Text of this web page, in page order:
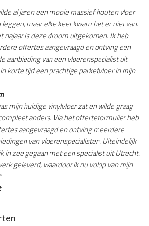
al jaren een mooie massief houten vloer
leggen, maar elke keer kwam het er niet van.
najaar is deze droom uitgekomen. Ik heb
offertes aangevraagd en ontving een
aanbieding van een vloerenspecialist uit
korte tijd een prachtige parketvloer in mijn
mijn huidige vinylvloer zat en wilde graag
anders. Via het offerteformulier heb
aangevraagd en ontving meerdere
van vloerenspecialisten. Uiteindelijk
in zee gegaan met een specialist uit Utrecht.
geleverd, waardoor ik nu volop van mijn